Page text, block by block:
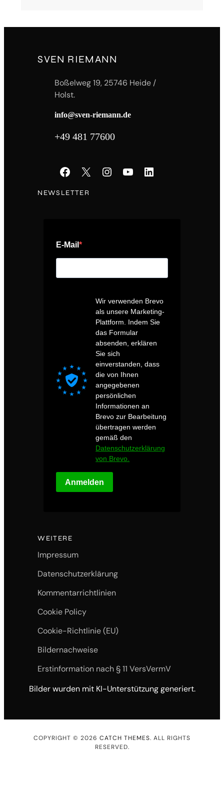
SVEN RIEMANN
Boßelweg 19, 25746 Heide /
Holst.
info@sven-riemann.de
+49 481 77600
Facebook X Instagram YouTube LinkedIn
NEWSLETTER
E-Mail
Wir verwenden Brevo
als unsere Marketing-
Plattform. Indem Sie
das Formular
absenden, erklären
Sie sich
einverstanden, dass
die von Ihnen
angegebenen
persönlichen
Informationen an
Brevo zur Bearbeitung
übertragen werden
gemäß den
Datenschutzerklärung
von Brevo.
Anmelden
WEITERE
Impressum
Datenschutzerklärung
Kommentarrichtlinien
Cookie Policy
Cookie-Richtlinie (EU)
Bildernachweise
Erstinformation nach § 11 VersVermV
Bilder wurden mit KI-Unterstützung generiert.
COPYRIGHT © 2026 CATCH THEMES. ALL RIGHTS
RESERVED.